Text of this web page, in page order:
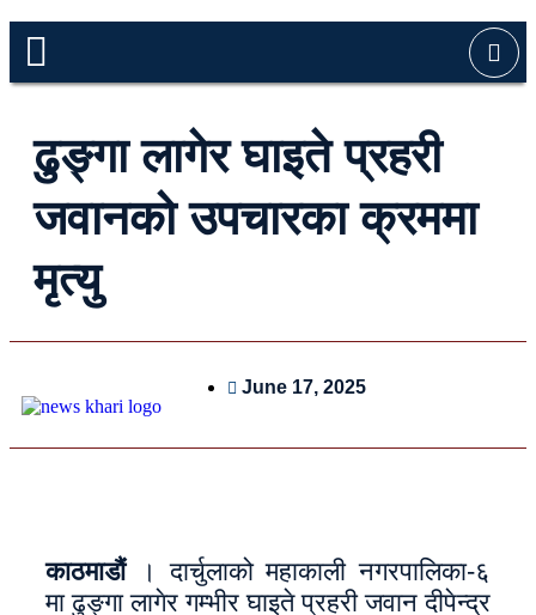
ढुङ्गा लागेर घाइते प्रहरी
जवानको उपचारका क्रममा
मृत्यु
June 17, 2025
काठमाडौं। दार्चुलाको महाकाली नगरपालिका-६
मा ढुङ्गा लागेर गम्भीर घाइते प्रहरी जवान दीपेन्द्र